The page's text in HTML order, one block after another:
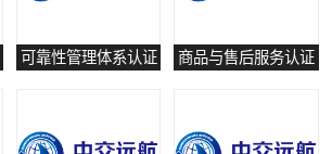
可靠性管理体系认证 商品与售后服务认证